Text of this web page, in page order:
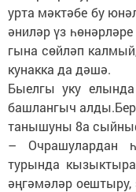
урта мәктәбе бу
әниләр үз
гына сөйләп
кунакка да дәшә.
Быелгы уку
башлангыч
танышуны 8а
– Очрашулардан
турында
әңгәмәләр